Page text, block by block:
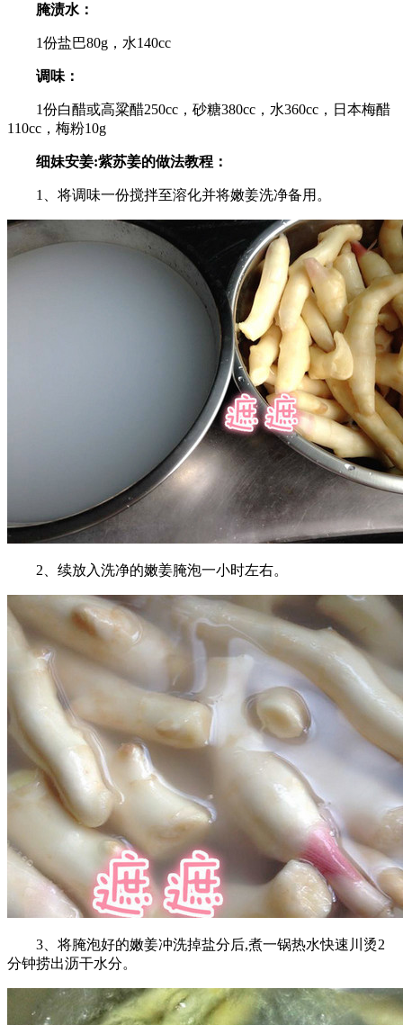
腌渍水：
1份盐巴80g，水140cc
调味：
1份白醋或高粱醋250cc，砂糖380cc，水360cc，日本梅醋
110cc，梅粉10g
细妹安姜:紫苏姜的做法教程：
1、将调味一份搅拌至溶化并将嫩姜洗净备用。
2、续放入洗净的嫩姜腌泡一小时左右。
3、将腌泡好的嫩姜冲洗掉盐分后,煮一锅热水快速川烫2
分钟捞出沥干水分。